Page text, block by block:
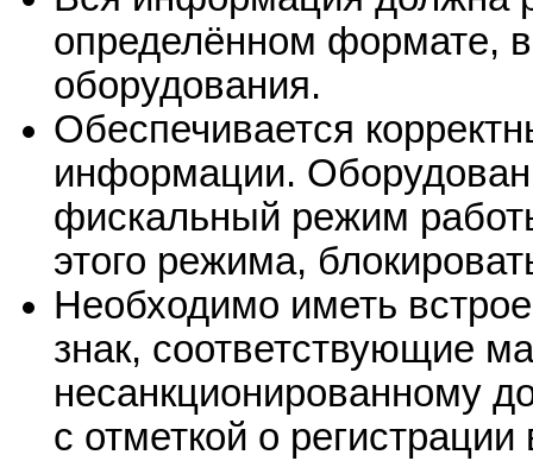
определённом формате, в
оборудования.
Обеспечивается
информации.
фискальный режим
этого режима,
Необходимо иметь
знак, соответствующие
несанкционированному
с отметкой о регистрации